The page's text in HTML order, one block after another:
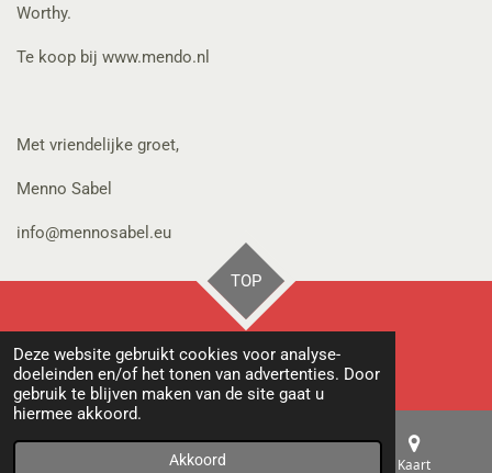
Deze website gebruikt cookies voor analyse-
doeleinden en/of het tonen van advertenties. Door
gebruik te blijven maken van de site gaat u
hiermee akkoord.
Akkoord
Worthy.
Te koop bij www.mendo.nl
Met vriendelijke groet,
Menno Sabel
info@mennosabel.eu
TOP
© 2021 mennosabel.eu
Powered by JouwWeb
Telefoonnummer Kaart